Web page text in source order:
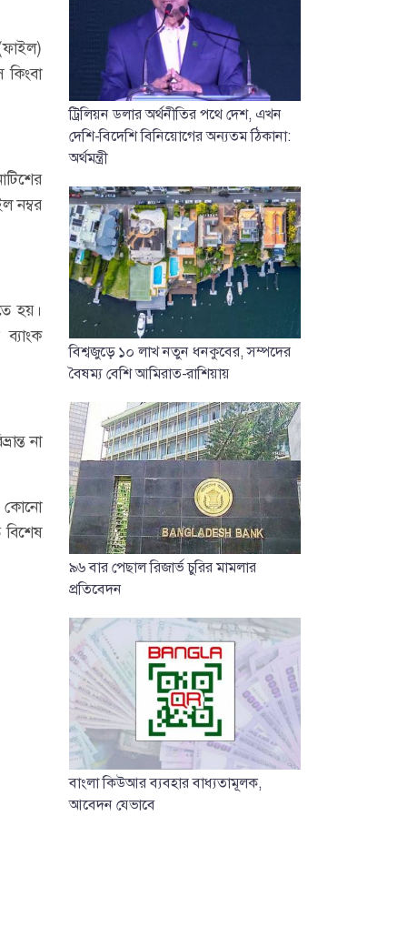
নম্বর
হয়।
না
কোনো
ট্রিলিয়ন ডলার অর্থনীতির পথে দেশ, এখন
দেশি-বিদেশি বিনিয়োগের অন্যতম ঠিকানা:
অর্থমন্ত্রী
বিশ্বজুড়ে ১০ লাখ নতুন ধনকুবের, সম্পদের
বৈষম্য বেশি আমিরাত-রাশিয়ায়
৯৬ বার পেছাল রিজার্ভ চুরির মামলার
প্রতিবেদন
বাংলা কিউআর ব্যবহার বাধ্যতামূলক,
আবেদন যেভাবে